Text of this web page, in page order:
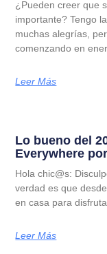
¿Pueden creer que
importante? Tengo
muchas alegrías,
comenzando en
Leer Más
Lo bueno del
Everywhere
Hola chic@s:
verdad es que
en casa para
Leer Más